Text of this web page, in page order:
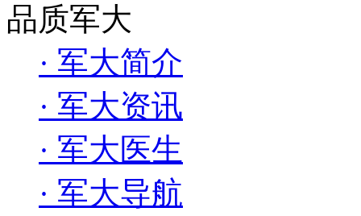
品质军大
· 军大简介
· 军大资讯
· 军大医生
· 军大导航